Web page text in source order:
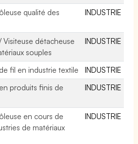
qualité des
INDUSTRIE
détacheuse
souples
INDUSTRIE
fil en industrie textile
INDUSTRIE
produits finis de
INDUSTRIE
en cours de
de matériaux
INDUSTRIE